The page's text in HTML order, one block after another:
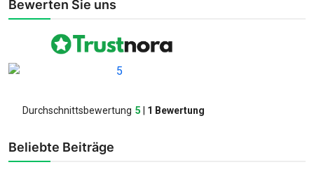
Bewerten Sie uns
Beliebte Beiträge